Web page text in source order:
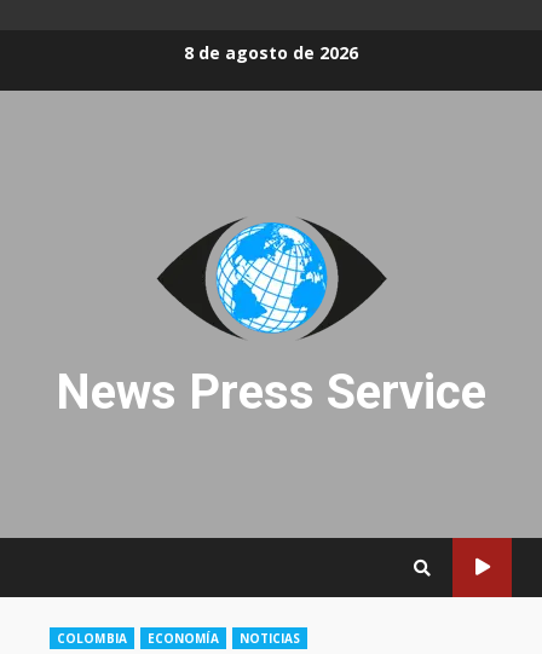
8 de agosto de 2026
News Press Service
COLOMBIA ECONOMÍA NOTICIAS